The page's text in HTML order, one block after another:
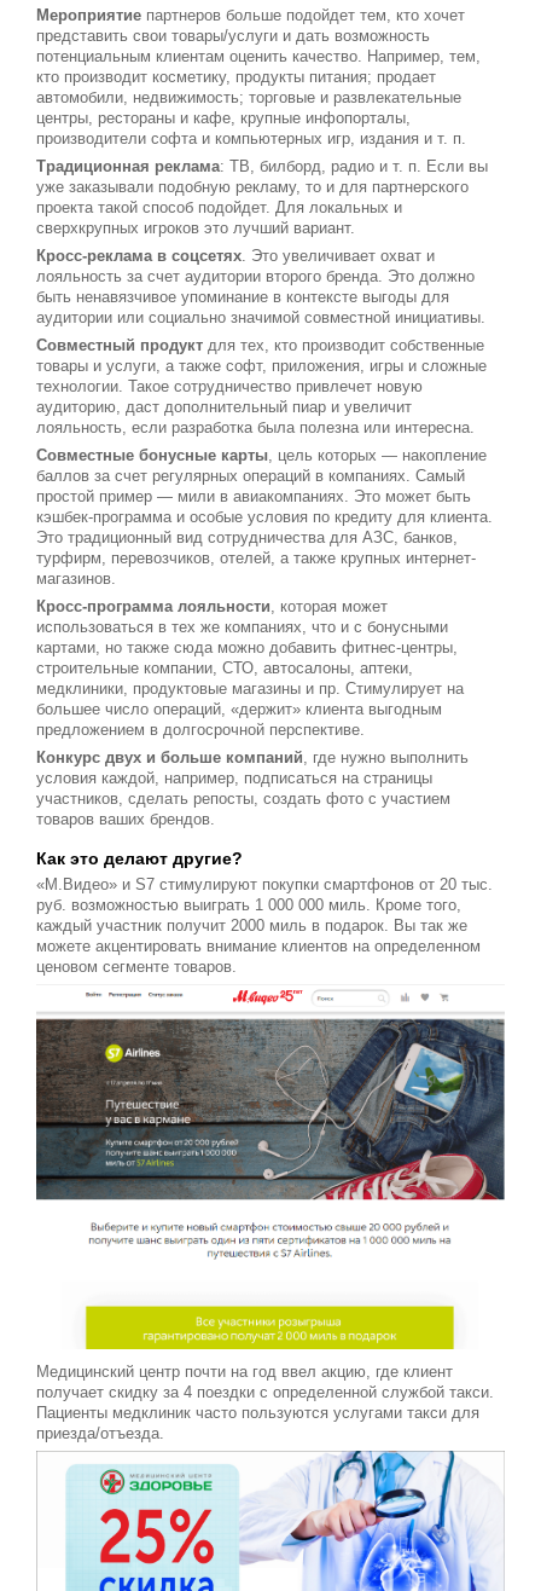
Мероприятие партнеров больше подойдет тем, кто хочет
представить свои товары/услуги и дать возможность
потенциальным клиентам оценить качество. Например, тем,
кто производит косметику, продукты питания; продает
автомобили, недвижимость; торговые и развлекательные
центры, рестораны и кафе, крупные инфопорталы,
производители софта и компьютерных игр, издания и т. п.
Традиционная реклама: ТВ, билборд, радио и т. п. Если вы
уже заказывали подобную рекламу, то и для партнерского
проекта такой способ подойдет. Для локальных и
сверхкрупных игроков это лучший вариант.
Кросс-реклама в соцсетях. Это увеличивает охват и
лояльность за счет аудитории второго бренда. Это должно
быть ненавязчивое упоминание в контексте выгоды для
аудитории или социально значимой совместной инициативы.
Совместный продукт для тех, кто производит собственные
товары и услуги, а также софт, приложения, игры и сложные
технологии. Такое сотрудничество привлечет новую
аудиторию, даст дополнительный пиар и увеличит
лояльность, если разработка была полезна или интересна.
Совместные бонусные карты, цель которых — накопление
баллов за счет регулярных операций в компаниях. Самый
простой пример — мили в авиакомпаниях. Это может быть
кэшбек-программа и особые условия по кредиту для клиента.
Это традиционный вид сотрудничества для АЗС, банков,
турфирм, перевозчиков, отелей, а также крупных интернет-
магазинов.
Кросс-программа лояльности, которая может
использоваться в тех же компаниях, что и с бонусными
картами, но также сюда можно добавить фитнес-центры,
строительные компании, СТО, автосалоны, аптеки,
медклиники, продуктовые магазины и пр. Стимулирует на
большее число операций, «держит» клиента выгодным
предложением в долгосрочной перспективе.
Конкурс двух и больше компаний, где нужно выполнить
условия каждой, например, подписаться на страницы
участников, сделать репосты, создать фото с участием
товаров ваших брендов.
Как это делают другие?
«М.Видео» и S7 стимулируют покупки смартфонов от 20 тыс.
руб. возможностью выиграть 1 000 000 миль. Кроме того,
каждый участник получит 2000 миль в подарок. Вы так же
можете акцентировать внимание клиентов на определенном
ценовом сегменте товаров.
Медицинский центр почти на год ввел акцию, где клиент
получает скидку за 4 поездки с определенной службой такси.
Пациенты медклиник часто пользуются услугами такси для
приезда/отъезда.